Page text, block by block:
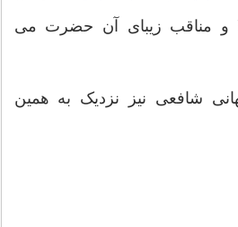
و مناقب زیبای آن حضرت می
شافعی نیز نزدیک به همین